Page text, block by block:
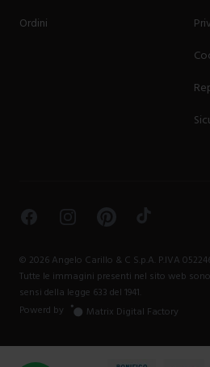
Ordini
FacebookInstagramPinterestTikTok
© 2026 Angelo Carillo & C S.p.A. P.IVA
Tutte le immagini presenti nel sito web
sensi della legge 633 del 1941.
Powerd by
Matrix Digital Factory